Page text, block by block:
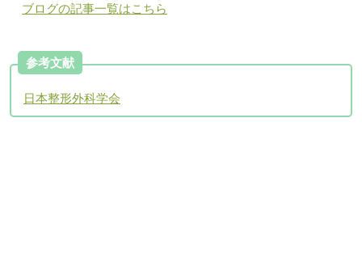
ブログの記事一覧はこちら
参考文献
日本整形外科学会